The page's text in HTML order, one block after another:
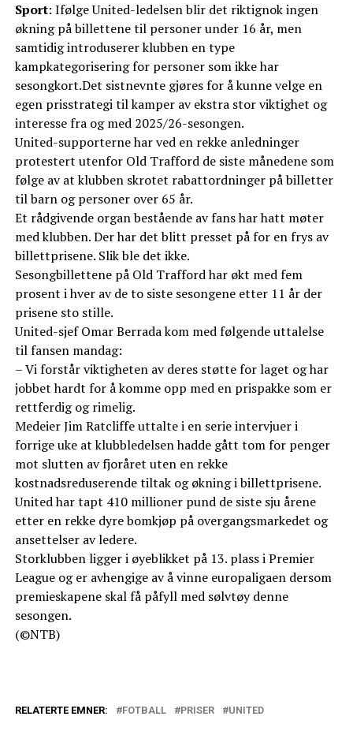
Sport: Ifølge United-ledelsen blir det riktignok ingen
økning på billettene til personer under 16 år, men
samtidig introduserer klubben en type
kampkategorisering for personer som ikke har
sesongkort.Det sistnevnte gjøres for å kunne velge en
egen prisstrategi til kamper av ekstra stor viktighet og
interesse fra og med 2025/26-sesongen.
United-supporterne har ved en rekke anledninger
protestert utenfor Old Trafford de siste månedene som
følge av at klubben skrotet rabattordninger på billetter
til barn og personer over 65 år.
Et rådgivende organ bestående av fans har hatt møter
med klubben. Der har det blitt presset på for en frys av
billettprisene. Slik ble det ikke.
Sesongbillettene på Old Trafford har økt med fem
prosent i hver av de to siste sesongene etter 11 år der
prisene sto stille.
United-sjef Omar Berrada kom med følgende uttalelse
til fansen mandag:
– Vi forstår viktigheten av deres støtte for laget og har
jobbet hardt for å komme opp med en prispakke som er
rettferdig og rimelig.
Medeier Jim Ratcliffe uttalte i en serie intervjuer i
forrige uke at klubbledelsen hadde gått tom for penger
mot slutten av fjoråret uten en rekke
kostnadsreduserende tiltak og økning i billettprisene.
United har tapt 410 millioner pund de siste sju årene
etter en rekke dyre bomkjøp på overgangsmarkedet og
ansettelser av ledere.
Storklubben ligger i øyeblikket på 13. plass i Premier
League og er avhengige av å vinne europaligaen dersom
premieskapene skal få påfyll med sølvtøy denne
sesongen.
(©NTB)
RELATERTE EMNER: FOTBALL PRISER UNITED